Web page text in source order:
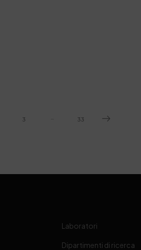
3 33
Laboratori
Dipartimenti di ricerca